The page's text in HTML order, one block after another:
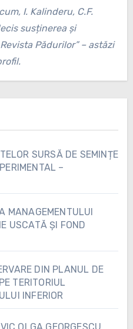
I. Kalinderu, C.F.
susținerea și
Pădurilor” – astăzi
SURSĂ DE SEMINȚE
–
MANAGEMENTULUI
USCATĂ ȘI FOND
DIN PLANUL DE
TERITORIUL
INFERIOR
OLGA GEORGESCU